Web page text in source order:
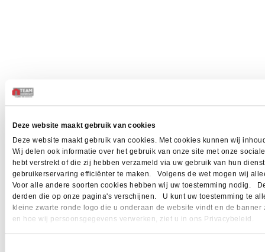
Deze website maakt gebruik van cookies
Deze website maakt gebruik van cookies. Met cookies kunnen wij
Wij delen ook informatie over het gebruik van onze site met onze
hebt verstrekt of die zij hebben verzameld via uw gebruik van hun
gebruikerservaring efficiënter te maken. Volgens de wet mogen wij
Voor alle andere soorten cookies hebben wij uw toestemming nodig.
derden die op onze pagina's verschijnen. U kunt uw toestemming te
kleine zwarte ronde logo die u onderaan de website vindt en de
en hoe wij persoonsgegevens verwerken, ziet u in ons Privacybeleid.